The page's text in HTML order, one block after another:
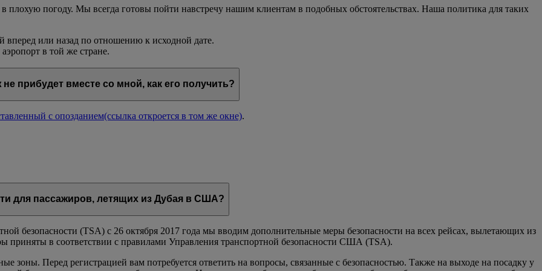
плохую погоду. Мы всегда готовы пойти навстречу нашим клиентам в подобных обстоятельствах. Наша политика для таких
вперед или назад по отношению к исходной дате.
в той же стране.
прибудет вместе со мной, как его получить?
с опозданием(ссылка откроется в том же окне).
для пассажиров, летящих из Дубая в США?
безопасности (TSA) с 26 октября 2017 года мы вводим дополнительные меры безопасности на всех рейсах, вылетающих из
в соответствии с правилами Управления транспортной безопасности США (TSA).
зоны. Перед регистрацией вам потребуется ответить на вопросы, связанные с безопасностью. Также на выходе на посадку у